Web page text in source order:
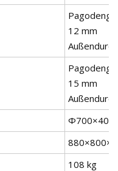
12 mm
15 mm
108 kg